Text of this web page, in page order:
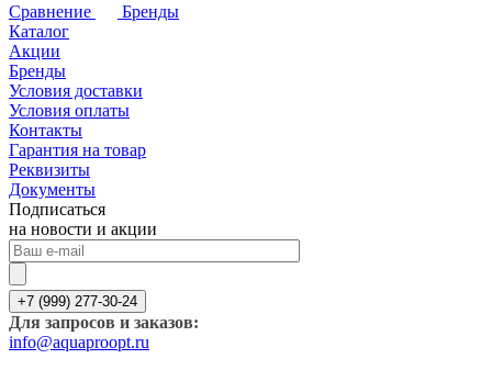
Сравнение
Бренды
Каталог
Акции
Бренды
Условия доставки
Условия оплаты
Контакты
Гарантия на товар
Реквизиты
Документы
Подписаться
на новости и акции
+7 (999) 277-30-24
Для запросов и заказов:
info@aquaproopt.ru